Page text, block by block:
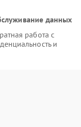
данных
работа с
и